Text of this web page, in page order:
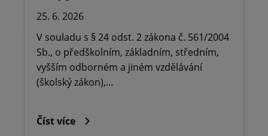
25. 6. 2026
V souladu s § 24 odst. 2 zákona č. 561/2004
Sb., o předškolním, základním, středním,
vyšším odborném a jiném vzdělávání
(školský zákon),…
Číst více